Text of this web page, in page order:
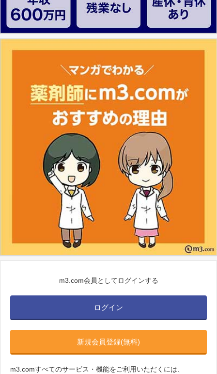
m3.com会員としてログインする
ログイン
新規会員登録(無料)
m3.comすべてのサービス・機能をご利用いただくには、